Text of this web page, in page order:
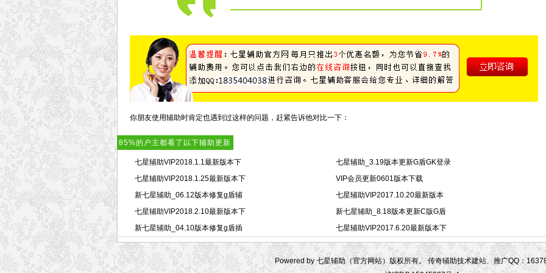
你朋友使用辅助时肯定也遇到过这样的问题，赶紧告诉他对比一下：
85%的户主都看了以下辅助更新
七星辅助VIP2018.1.1最新版本下
七星辅助_3.19版本更新G盾GK登录
七星辅助VIP2018.1.25最新版本下
VIP会员更新0601版本下载
新七星辅助_06.12版本修复g盾辅
七星辅助VIP2017.10.20最新版本
七星辅助VIP2018.2.10最新版本下
新七星辅助_8.18版本更新C版G盾
新七星辅助_04.10版本修复g盾插
七星辅助VIP2017.6.20最新版本下
Powered by 七星辅助（官方网站）版权所有。 传奇辅助技术建站、推广QQ：